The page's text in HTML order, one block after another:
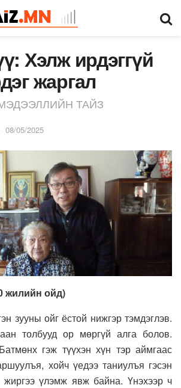
Хэлж ирдэггүй
жаргал
ТАЙЗ
08/05/2025
жилийн ойд)
зууны ойг ёстой нижгэр тэмдэглэв.
толбууд ор мөргүй алга болов.
гэж түүхэн хүн тэр аймгаас
хойч үедээ таниулъя гэсэн
жиргээ үлэмж явж байна. Үнэхээр ч